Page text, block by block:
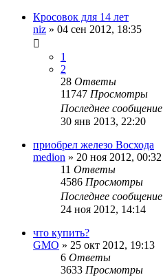
Кросовок для 14 лет
niz » 04 сен 2012, 18:35
1
2
28 Ответы
11747 Просмотры
Последнее сообщение
30 янв 2013, 22:20
приобрел железо Восхода
medion » 20 ноя 2012, 00:32
11 Ответы
4586 Просмотры
Последнее сообщение
24 ноя 2012, 14:14
что купить?
GMO » 25 окт 2012, 19:13
6 Ответы
3633 Просмотры